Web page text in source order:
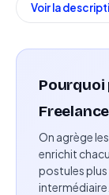
directions
prospects à
Construction
données de
Conception
d’outbound
Voir la
On agrège
enrichit
postules plus
intermédiaire.